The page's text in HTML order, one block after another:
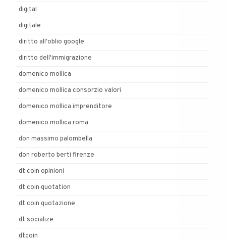
digital
digitale
diritto all'oblio google
diritto dell'immigrazione
domenico mollica
domenico mollica consorzio valori
domenico mollica imprenditore
domenico mollica roma
don massimo palombella
don roberto berti firenze
dt coin opinioni
dt coin quotation
dt coin quotazione
dt socialize
dtcoin